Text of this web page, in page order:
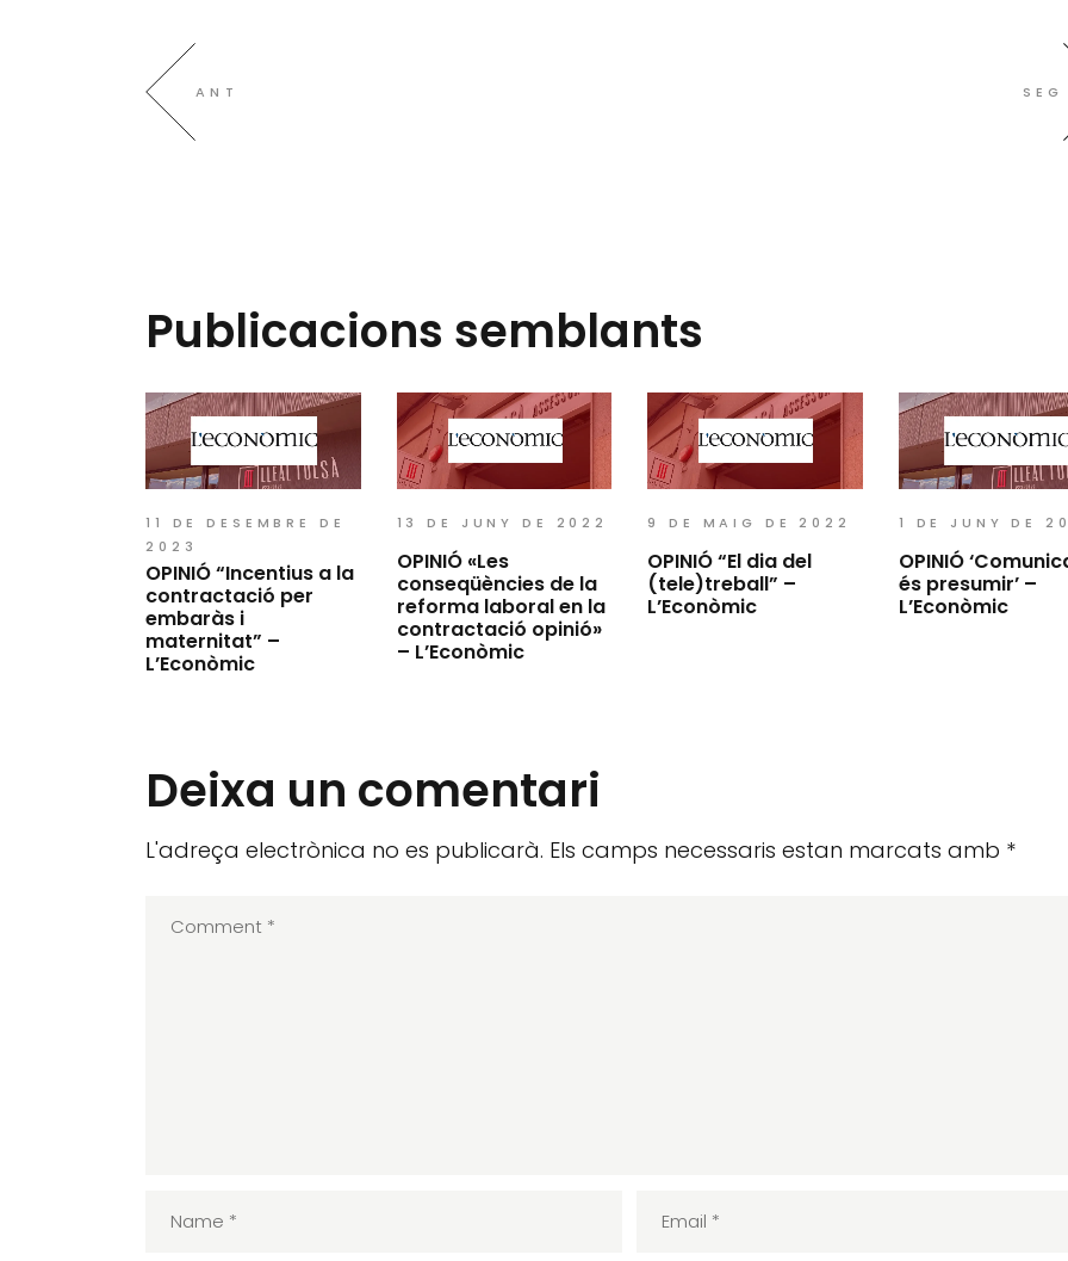
ANT SEG
Publicacions semblants
11 DE DESEMBRE DE
2023
OPINIÓ “Incentius a la
contractació per
embaràs i
maternitat” –
L’Econòmic
13 DE JUNY DE 2022
OPINIÓ «Les
conseqüències de la
reforma laboral en la
contractació opinió»
– L’Econòmic
9 DE MAIG DE 2022
OPINIÓ “El dia del
(tele)treball” –
L’Econòmic
1 DE JUNY DE
OPINIÓ
és presumir’ –
L’Econòmic
Deixa un comentari
L'adreça electrònica no es publicarà. Els camps necessaris estan marcats amb *